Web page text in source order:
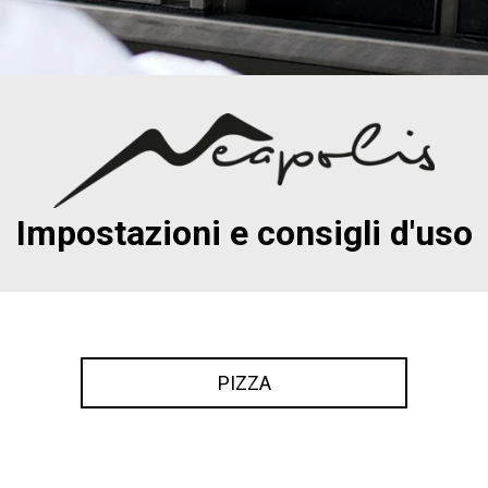
Impostazioni e consigli d'uso
PIZZA